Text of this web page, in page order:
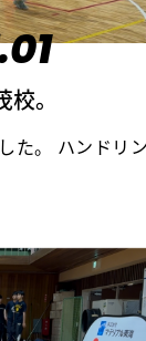
。
た。 ハンドリ